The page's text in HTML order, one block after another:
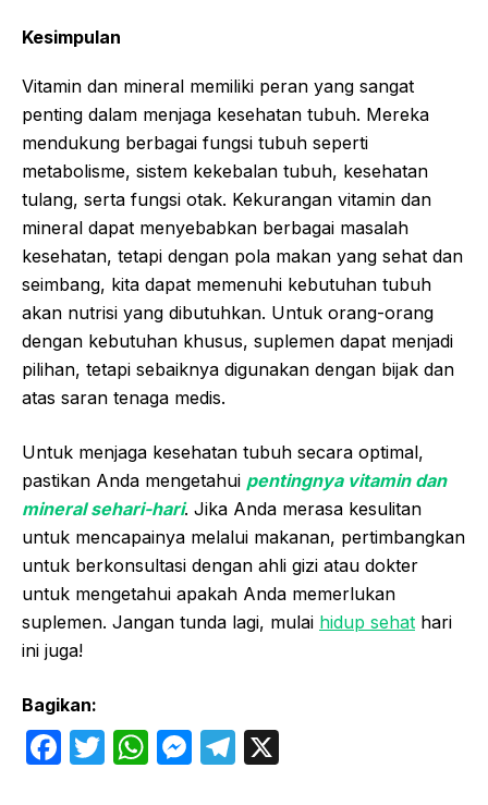
Kesimpulan
Vitamin dan mineral memiliki peran yang sangat
penting dalam menjaga kesehatan tubuh. Mereka
mendukung berbagai fungsi tubuh seperti
metabolisme, sistem kekebalan tubuh, kesehatan
tulang, serta fungsi otak. Kekurangan vitamin dan
mineral dapat menyebabkan berbagai masalah
kesehatan, tetapi dengan pola makan yang sehat dan
seimbang, kita dapat memenuhi kebutuhan tubuh
akan nutrisi yang dibutuhkan. Untuk orang-orang
dengan kebutuhan khusus, suplemen dapat menjadi
pilihan, tetapi sebaiknya digunakan dengan bijak dan
atas saran tenaga medis.
Untuk menjaga kesehatan tubuh secara optimal,
pastikan Anda mengetahui pentingnya vitamin dan
mineral sehari-hari. Jika Anda merasa kesulitan
untuk mencapainya melalui makanan, pertimbangkan
untuk berkonsultasi dengan ahli gizi atau dokter
untuk mengetahui apakah Anda memerlukan
suplemen. Jangan tunda lagi, mulai hidup sehat hari
ini juga!
Bagikan:
F
T
W M T